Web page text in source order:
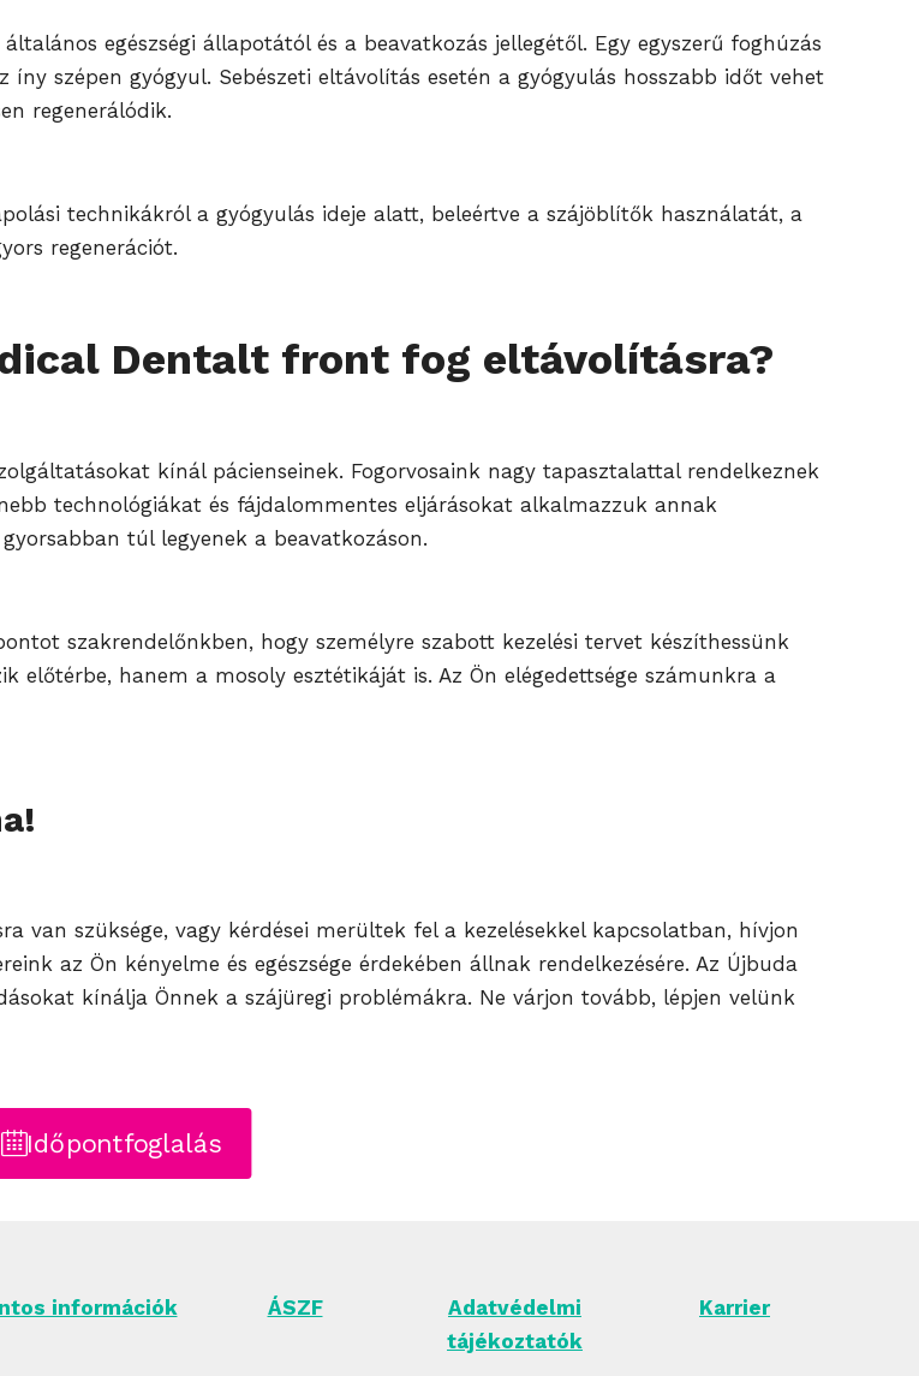
egészségi állapotától és a beavatkozás jellegétől. Egy egyszerű foghúzás
szépen gyógyul. Sebészeti eltávolítás esetén a gyógyulás hosszabb időt vehet
regenerálódik.
technikákról a gyógyulás ideje alatt, beleértve a szájöblítők használatát, a
regenerációt.
Dentalt front fog eltávolításra?
kínál pácienseinek. Fogorvosaink nagy tapasztalattal rendelkeznek
technológiákat és fájdalommentes eljárásokat alkalmazzuk annak
túl legyenek a beavatkozáson.
szakrendelőnkben, hogy személyre szabott kezelési tervet készíthessünk
előtérbe, hanem a mosoly esztétikáját is. Az Ön elégedettsége számunkra a
van szüksége, vagy kérdései merültek fel a kezelésekkel kapcsolatban, hívjon
az Ön kényelme és egészsége érdekében állnak rendelkezésére. Az Újbuda
kínálja Önnek a szájüregi problémákra. Ne várjon tovább, lépjen velünk
Időpontfoglalás
információk ÁSZF
Adatvédelmi
tájékoztatók
Karrier